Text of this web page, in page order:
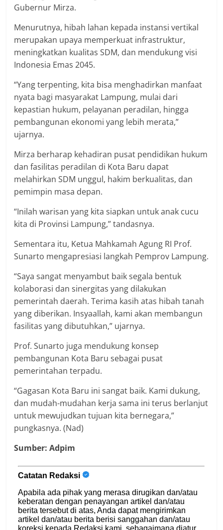
Gubernur Mirza.
Menurutnya, hibah lahan kepada instansi vertikal
merupakan upaya memperkuat infrastruktur,
meningkatkan kualitas SDM, dan mendukung visi
Indonesia Emas 2045.
“Yang terpenting, kita bisa menghadirkan manfaat
nyata bagi masyarakat Lampung, mulai dari
kepastian hukum, pelayanan peradilan, hingga
pembangunan ekonomi yang lebih merata,”
ujarnya.
Mirza berharap kehadiran pusat pendidikan hukum
dan fasilitas peradilan di Kota Baru dapat
melahirkan SDM unggul, hakim berkualitas, dan
pemimpin masa depan.
“Inilah warisan yang kita siapkan untuk anak cucu
kita di Provinsi Lampung,” tandasnya.
Sementara itu, Ketua Mahkamah Agung RI Prof.
Sunarto mengapresiasi langkah Pemprov Lampung.
“Saya sangat menyambut baik segala bentuk
kolaborasi dan sinergitas yang dilakukan
pemerintah daerah. Terima kasih atas hibah tanah
yang diberikan. Insyaallah, kami akan membangun
fasilitas yang dibutuhkan,” ujarnya.
Prof. Sunarto juga mendukung konsep
pembangunan Kota Baru sebagai pusat
pemerintahan terpadu.
“Gagasan Kota Baru ini sangat baik. Kami dukung,
dan mudah-mudahan kerja sama ini terus berlanjut
untuk mewujudkan tujuan kita bernegara,”
pungkasnya. (Nad)
Sumber: Adpim